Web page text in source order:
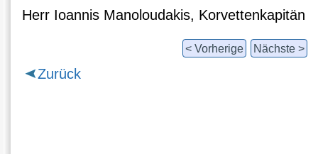
Herr Ioannis Manoloudakis, Korvettenkapitän
< Vorherige Nächste >
Zurück